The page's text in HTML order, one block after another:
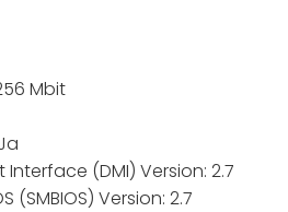
Mbit
(DMI) Version: 2.7
(SMBIOS) Version: 2.7